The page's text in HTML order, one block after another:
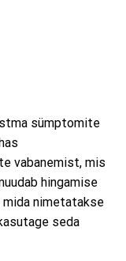
sümptomite
vabanemist, mis
hingamise
mida nimetatakse
seda